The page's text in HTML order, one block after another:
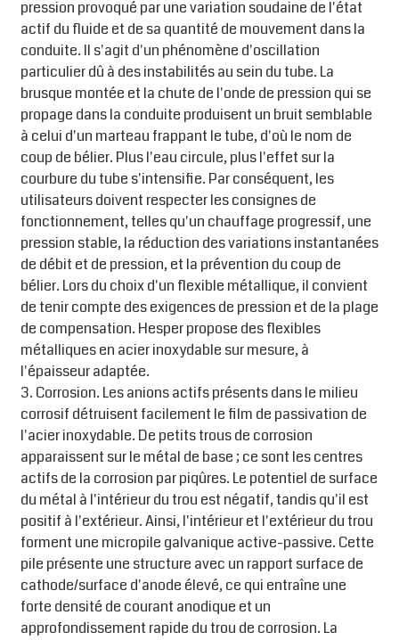
pression provoqué par une variation soudaine de l'état
actif du fluide et de sa quantité de mouvement dans la
conduite. Il s'agit d'un phénomène d'oscillation
particulier dû à des instabilités au sein du tube. La
brusque montée et la chute de l'onde de pression qui se
propage dans la conduite produisent un bruit semblable
à celui d'un marteau frappant le tube, d'où le nom de
coup de bélier. Plus l'eau circule, plus l'effet sur la
courbure du tube s'intensifie. Par conséquent, les
utilisateurs doivent respecter les consignes de
fonctionnement, telles qu'un chauffage progressif, une
pression stable, la réduction des variations instantanées
de débit et de pression, et la prévention du coup de
bélier. Lors du choix d'un flexible métallique, il convient
de tenir compte des exigences de pression et de la plage
de compensation. Hesper propose des flexibles
métalliques en acier inoxydable sur mesure, à
l'épaisseur adaptée.
3. Corrosion. Les anions actifs présents dans le milieu
corrosif détruisent facilement le film de passivation de
l'acier inoxydable. De petits trous de corrosion
apparaissent sur le métal de base ; ce sont les centres
actifs de la corrosion par piqûres. Le potentiel de surface
du métal à l'intérieur du trou est négatif, tandis qu'il est
positif à l'extérieur. Ainsi, l'intérieur et l'extérieur du trou
forment une micropile galvanique active-passive. Cette
pile présente une structure avec un rapport surface de
cathode/surface d'anode élevé, ce qui entraîne une
forte densité de courant anodique et un
approfondissement rapide du trou de corrosion. La